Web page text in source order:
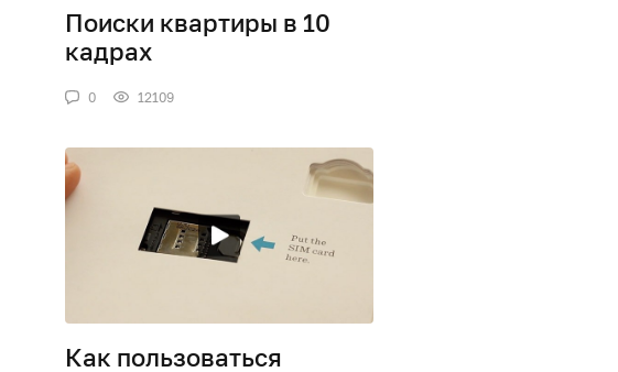
Поиски квартиры в 10
кадрах
0 12109
Как пользоваться